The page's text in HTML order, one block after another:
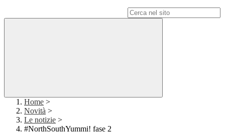
Home >
Novità >
Le notizie >
#NorthSouthYummi! fase 2